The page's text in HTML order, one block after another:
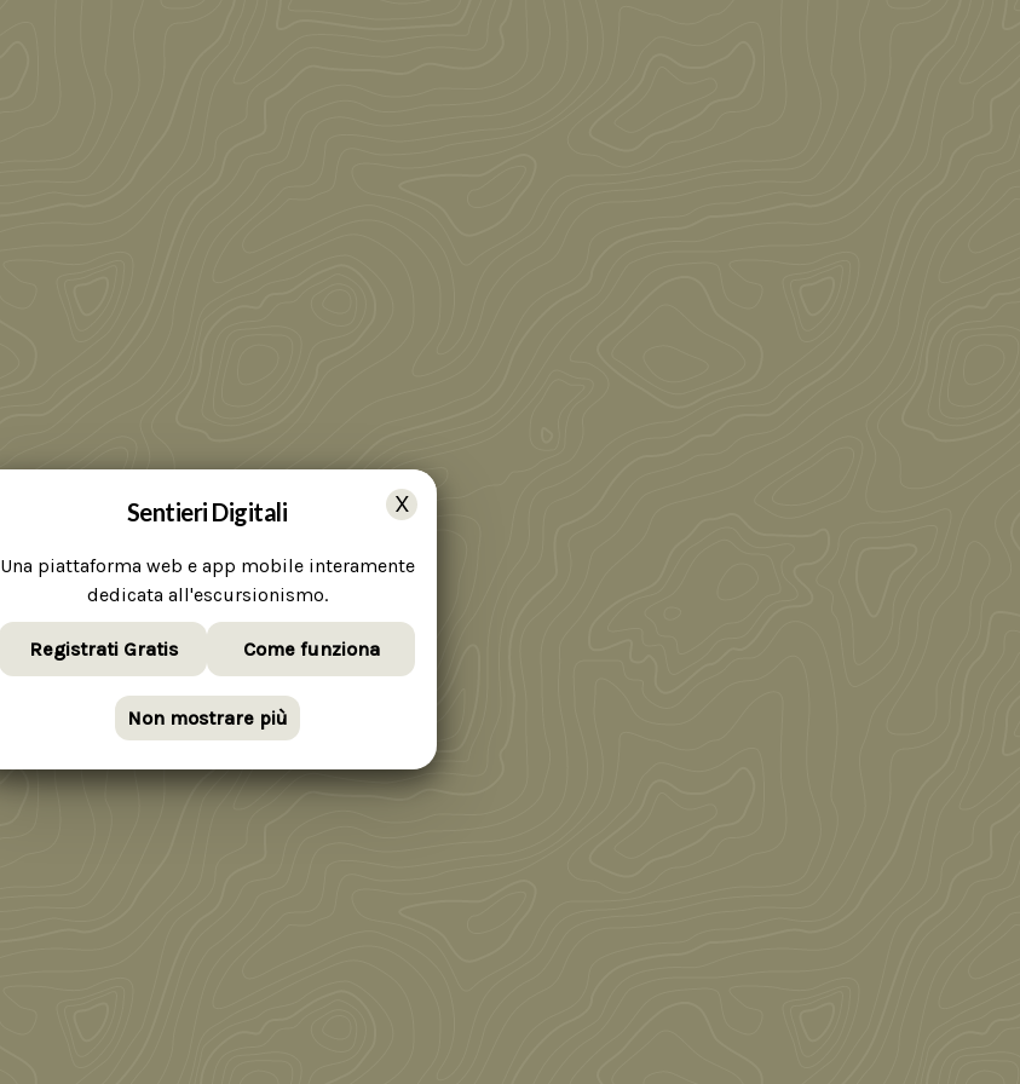
Sentieri Digitali
Una piattaforma web e app mobile interamente
dedicata all'escursionismo.
Registrati Gratis Come funziona
Non mostrare più